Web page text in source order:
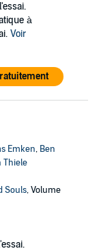
à
Voir
Emken, Ben
Thiele
Souls, Volume